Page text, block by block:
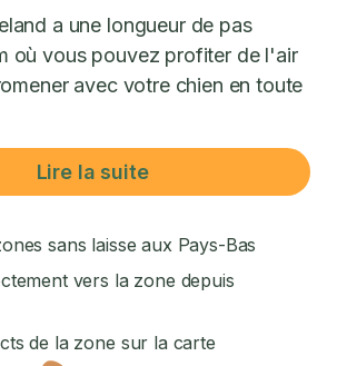
a une longueur de pas
où vous pouvez profiter de l'air
avec votre chien en toute
Lire la suite
sans laisse aux Pays-Bas
vers la zone depuis
de la zone sur la carte